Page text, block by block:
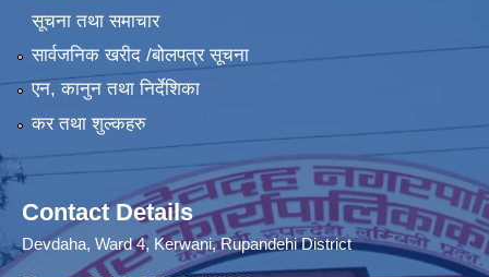
सूचना तथा समाचार
सार्वजनिक खरीद /बोलपत्र सूचना
एन, कानुन तथा निर्देशिका
कर तथा शुल्कहरु
Contact Details
Devdaha, Ward 4, Kerwani, Rupandehi District